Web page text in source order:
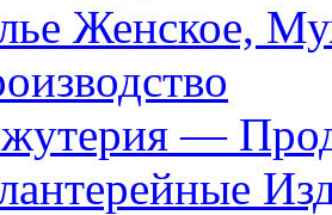
Женское,
—